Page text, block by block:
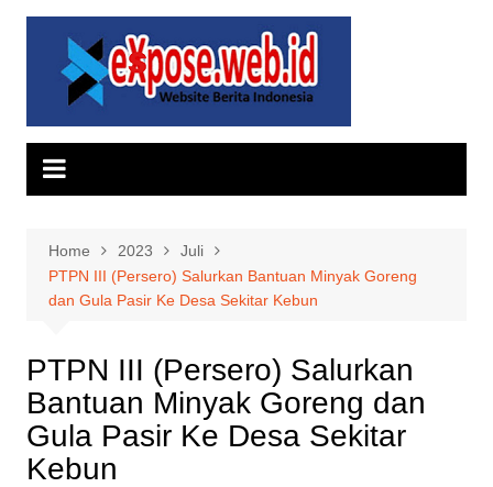
Skip
Home 2023
Juli
PTPN III (Persero) Salurkan Bantuan Minyak Goreng
dan Gula Pasir Ke Desa Sekitar Kebun
PTPN III (Persero) Salurkan
Bantuan Minyak Goreng dan
Gula Pasir Ke Desa Sekitar
Kebun